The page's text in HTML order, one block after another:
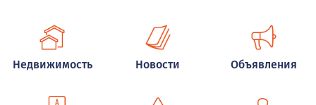
Недвижимость Новости Объявления